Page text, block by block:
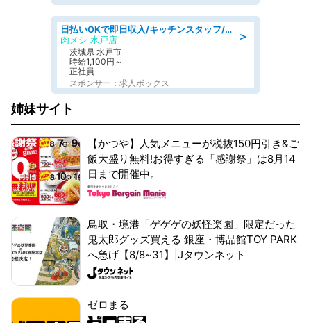
＞
日払いOKで即日収入/キッチンスタッフ/「原付免許必須」デリバリー業務など、自己成長可能な幅広い仕事に挑戦!髪型自由&ピアス・ネイルOK/茨城県/水戸市
肉メシ 水戸店
茨城県 水戸市
時給1,100円～
正社員
スポンサー：求人ボックス
姉妹サイト
【かつや】人気メニューが税抜150円引き&ご
飯大盛り無料!お得すぎる「感謝祭」は8月14
日まで開催中。
鳥取・境港「ゲゲゲの妖怪楽園」限定だった
鬼太郎グッズ買える 銀座・博品館TOY PARK
へ急げ【8/8~31】|Jタウンネット
ゼロまる